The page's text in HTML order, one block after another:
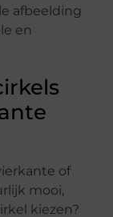
afbeelding
en
of
mooi,
kiezen?